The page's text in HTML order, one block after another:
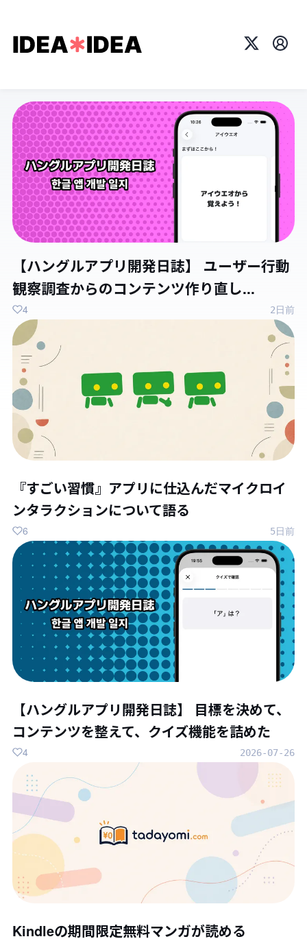
X プロ
【ハングルアプリ開発日誌】 ユーザー行動
観察調査からのコンテンツ作り直し...
2日前
4
『すごい習慣』アプリに仕込んだマイクロイ
ンタラクションについて語る
5日前
6
【ハングルアプリ開発日誌】 目標を決めて、
コンテンツを整えて、クイズ機能を詰めた
2026-07-26
4
Kindleの期間限定無料マンガが読める